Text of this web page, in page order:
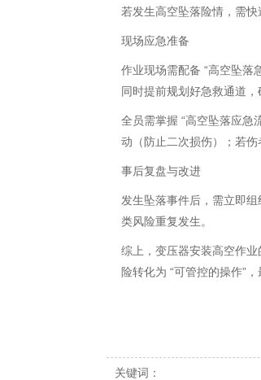
若发生高空坠落险情，需快
现场应急准备
作业现场需配备 “高空坠落
同时提前规划好急救通道，
全员需掌握 “高空坠落应急
动（防止二次损伤）；若
事后复盘与改进
发生坠落事件后，需立即
类风险重复发生。
综上，变压器安装高空作
险转化为 “可管控的操作”
关键词：